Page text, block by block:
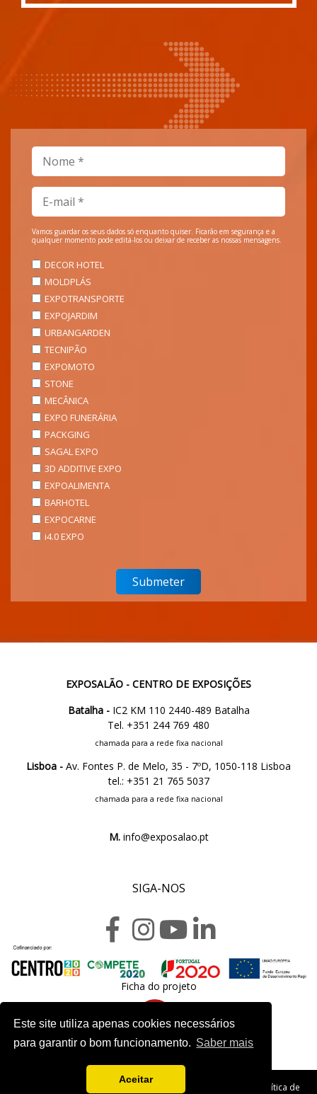
Este site utiliza apenas cookies necessários
para garantir o bom funcionamento. Saber mais
Aceitar
Vamos guardar os seus dados só enquanto quiser. Ficarão em segurança e a
qualquer momento pode editá-los ou deixar de receber as nossas mensagens.
DECOR HOTEL
MOLDPLÁS
EXPOTRANSPORTE
EXPOJARDIM
URBANGARDEN
TECNIPÃO
EXPOMOTO
STONE
MECÂNICA
EXPO FUNERÁRIA
PACKGING
SAGAL EXPO
3D ADDITIVE EXPO
EXPOALIMENTA
BARHOTEL
EXPOCARNE
i4.0 EXPO
EXPOSALÃO - CENTRO DE EXPOSIÇÕES
Batalha -IC2 KM 110 2440-489 Batalha
Tel. +351 244 769 480
chamada para a rede fixa nacional
Lisboa - Av. Fontes P. de Melo, 35 - 7ºD, 1050-118 Lisboa
tel.: +351 21 765 5037
chamada para a rede fixa nacional
M.info@exposalao.pt
SIGA-NOS
Ficha do projeto
Política de